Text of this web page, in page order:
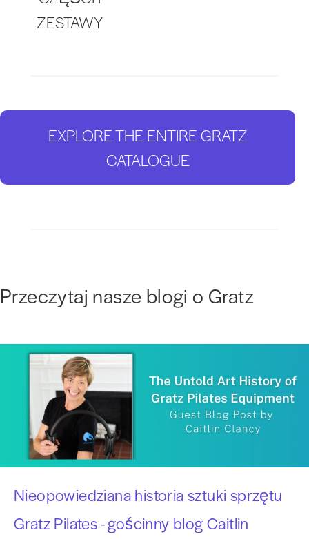
ZESTAWY
EXPLORE THE ENTIRE GRATZ
CATALOGUE
Przeczytaj nasze blogi o Gratz
Nieopowiedziana historia sztuki sprzętu
Gratz Pilates - gościnny blog Caitlin